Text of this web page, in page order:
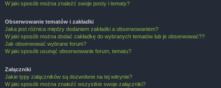
W jaki sposób można znaleźć swoje posty i tematy?
Obserwowanie tematów i zakładki
Jaka jest różnica między dodaniem zakładki a obserwowaniem?
W jaki sposób można dodać zakładkę do wybranych tematów lub je obserwować??
Jak obserwować wybrane forum?
W jaki sposób usunąć obserwowanie forum, tematu?
Załączniki
Jakie typy załączników są dozwolone na tej witrynie?
W jaki sposób można znaleźć wszystkie swoje załączniki?